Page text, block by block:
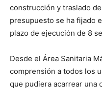
construcción y traslado
presupuesto se ha fijado
plazo de ejecución de 8
Desde el Área Sanitaria
comprensión a todos los
que pudiera acarrear una